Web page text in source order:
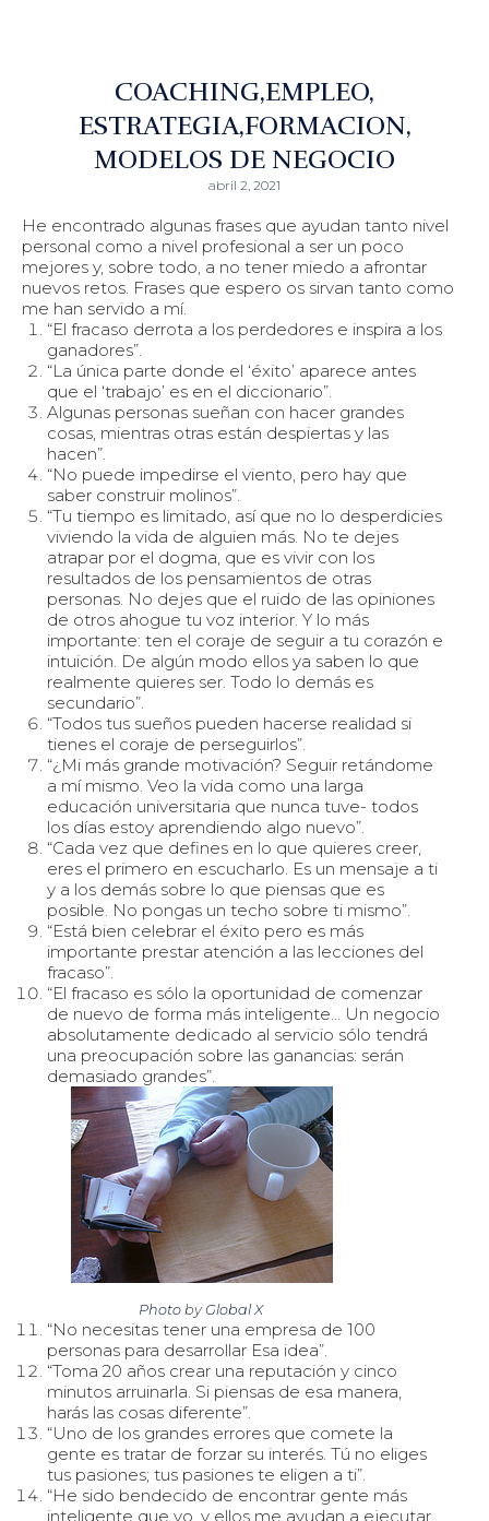
COACHING EMPLEO
ESTRATEGIA FORMACION
MODELOS DE NEGOCIO
abril 2, 2021
He encontrado algunas frases que ayudan tanto nivel
personal como a nivel profesional a ser un poco
mejores y, sobre todo, a no tener miedo a afrontar
nuevos retos. Frases que espero os sirvan tanto como
me han servido a mí.
“El fracaso derrota a los perdedores e inspira a los
ganadores”.
“La única parte donde el ‘éxito’ aparece antes
que el ‘trabajo’ es en el diccionario”.
Algunas personas sueñan con hacer grandes
cosas, mientras otras están despiertas y las
hacen”.
“No puede impedirse el viento, pero hay que
saber construir molinos”.
“Tu tiempo es limitado, así que no lo desperdicies
viviendo la vida de alguien más. No te dejes
atrapar por el dogma, que es vivir con los
resultados de los pensamientos de otras
personas. No dejes que el ruido de las opiniones
de otros ahogue tu voz interior. Y lo más
importante: ten el coraje de seguir a tu corazón e
intuición. De algún modo ellos ya saben lo que
realmente quieres ser. Todo lo demás es
secundario”.
“Todos tus sueños pueden hacerse realidad si
tienes el coraje de perseguirlos”.
“¿Mi más grande motivación? Seguir retándome
a mí mismo. Veo la vida como una larga
educación universitaria que nunca tuve- todos
los días estoy aprendiendo algo nuevo”.
“Cada vez que defines en lo que quieres creer,
eres el primero en escucharlo. Es un mensaje a ti
y a los demás sobre lo que piensas que es
posible. No pongas un techo sobre ti mismo”.
“Está bien celebrar el éxito pero es más
importante prestar atención a las lecciones del
fracaso”.
“El fracaso es sólo la oportunidad de comenzar
de nuevo de forma más inteligente… Un negocio
absolutamente dedicado al servicio sólo tendrá
una preocupación sobre las ganancias: serán
demasiado grandes”.
Photoby Global X
“No necesitas tener una empresa de 100
personas para desarrollar Esa idea”.
“Toma 20 años crear una reputación y cinco
minutos arruinarla. Si piensas de esa manera,
harás las cosas diferente”.
“Uno de los grandes errores que comete la
gente es tratar de forzar su interés. Tú no eliges
tus pasiones; tus pasiones te eligen a ti”.
“He sido bendecido de encontrar gente más
inteligente que yo, y ellos me ayudan a ejecutar